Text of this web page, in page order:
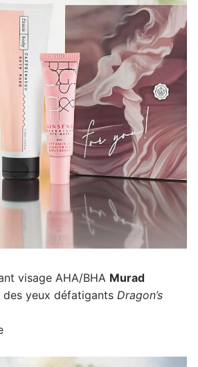
visage AHA/BHA Murad
yeux défatigants Dragon’s